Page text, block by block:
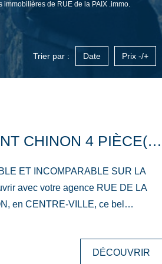
de RUE de la PAIX .immo.
Trier par : Date Prix -/+
APPARTEMENT CHINON 4 PIÈCE(S) 104 M2 - VUE SUR LA VIENNE
ET INCOMPARABLE SUR LA
en CENTRE-VILLE, ce bel
Il se trouve au premier étage. L'entrée
suite le ton, avec son travertin et
DÉCOUVRIR